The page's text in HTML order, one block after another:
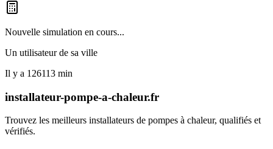
Nouvelle simulation en cours...
Un utilisateur de sa ville
Il y a 126113 min
installateur-pompe-a-chaleur.fr
Trouvez les meilleurs installateurs de pompes à chaleur, qualifiés et
vérifiés.